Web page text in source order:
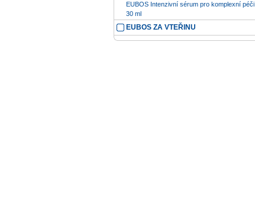
EUBOS Intenzivní sérum pro komplexní péči
30 ml
EUBOS ZA VTEŘINU